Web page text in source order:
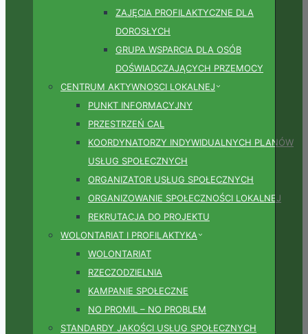
ZAJĘCIA PROFILAKTYCZNE DLA
DOROSŁYCH
GRUPA WSPARCIA DLA OSÓB
DOŚWIADCZAJĄCYCH PRZEMOCY
CENTRUM AKTYWNOSCI LOKALNEJ
PUNKT INFORMACYJNY
PRZESTRZEŃ CAL
KOORDYNATORZY INDYWIDUALNYCH PLANÓW
USŁUG SPOŁECZNYCH
ORGANIZATOR USŁUG SPOŁECZNYCH
ORGANIZOWANIE SPOŁECZNOŚCI LOKALNEJ
REKRUTACJA DO PROJEKTU
WOLONTARIAT I PROFILAKTYKA
WOLONTARIAT
RZECZODZIELNIA
KAMPANIE SPOŁECZNE
NO PROMIL – NO PROBLEM
STANDARDY JAKOŚCI USŁUG SPOŁECZNYCH